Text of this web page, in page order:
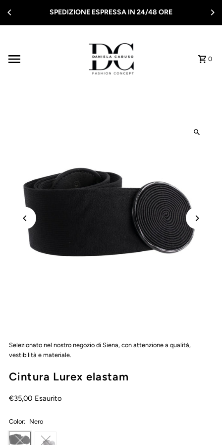
Vai direttamente ai contenuti
SPEDIZIONE ESPRESSA IN 24/48 ORE
0
Selezionato nel nostro negozio di Siena, con attenzione a qualità,
vestibilità e materiale.
Cintura Lurex elastam
€35,00 Esaurito
Color: Nero